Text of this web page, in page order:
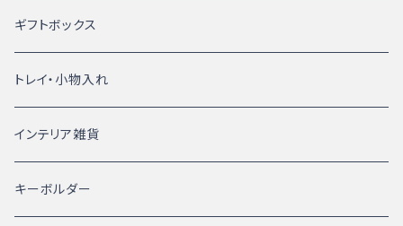
ギフトボックス
トレイ・小物入れ
インテリア雑貨
キーボルダー